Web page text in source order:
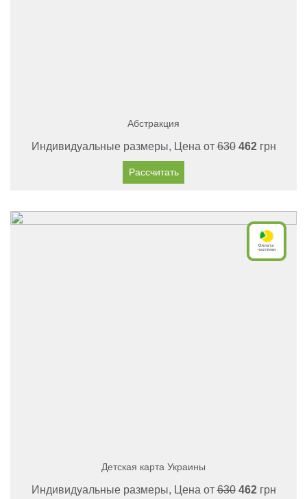
Абстракция
Индивидуальные размеры, Цена от630 462грн
Рассчитать
Детская карта Украины
Индивидуальные размеры, Цена от630 462грн